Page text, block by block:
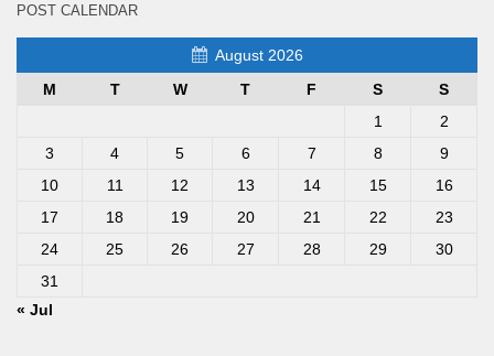
POST CALENDAR
August 2026
M
T W T F S
S
1
2
3
4 5 6 7 8
9
10
11 12 13 14 15
16
17
18 19 20 21 22
23
24
25 26 27 28 29
30
31
« Jul